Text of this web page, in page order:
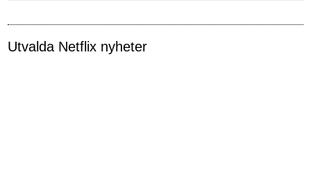
Utvalda Netflix nyheter